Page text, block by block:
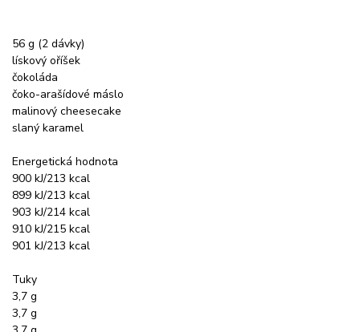
56 g (2 dávky)
lískový oříšek
čokoláda
čoko-arašídové máslo
malinový cheesecake
slaný karamel
Energetická hodnota
900 kJ/213 kcal
899 kJ/213 kcal
903 kJ/214 kcal
910 kJ/215 kcal
901 kJ/213 kcal
Tuky
3,7 g
3,7 g